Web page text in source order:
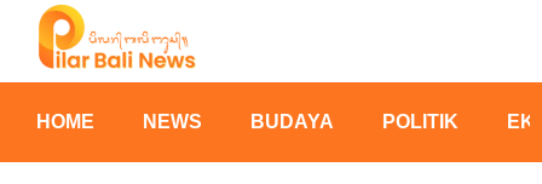
HOME NEWS BUDAYA POLITIK